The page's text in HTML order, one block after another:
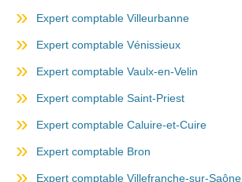
Expert comptable Villeurbanne
Expert comptable Vénissieux
Expert comptable Vaulx-en-Velin
Expert comptable Saint-Priest
Expert comptable Caluire-et-Cuire
Expert comptable Bron
Expert comptable Villefranche-sur-Saône